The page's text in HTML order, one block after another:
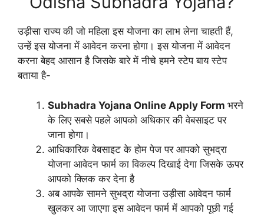
उड़ीसा राज्य की जो महिला इस योजना का लाभ लेना चाहती हैं,
उन्हें इस योजना में आवेदन करना होगा। इस योजना में आवेदन
करना बेहद आसान है जिसके बारे में नीचे हमने स्टेप बाय स्टेप
बताया है-
Subhadra Yojana Online Apply Form भरने
के लिए सबसे पहले आपको अधिकार की वेबसाइट पर
जाना होगा।
आधिकारिक वेबसाइट के होम पेज पर आपको सुभद्रा
योजना आवेदन फार्म का विकल्प दिखाई देगा जिसके ऊपर
आपको क्लिक कर देना है
अब आपके सामने सुभद्रा योजना उड़ीसा आवेदन फार्म
खुलकर आ जाएगा इस आवेदन फार्म में आपको पूछी गई